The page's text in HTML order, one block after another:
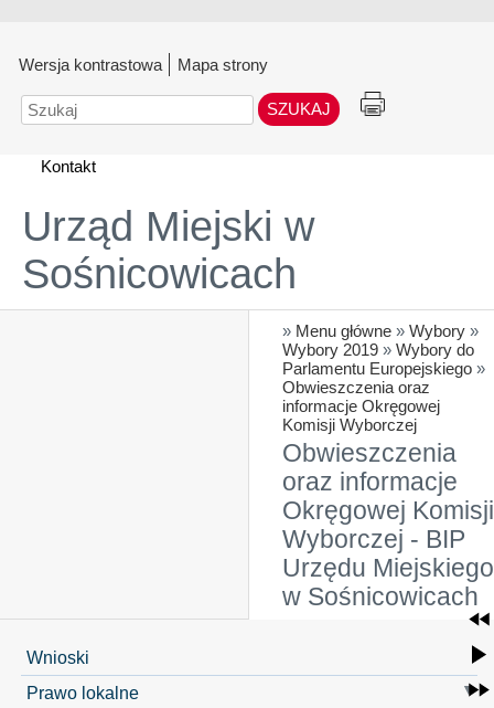
Wersja kontrastowa Mapa strony
Szukaj
Kontakt
Urząd Miejski w
Sośnicowicach
» Menu główne » Wybory »
Wybory 2019 » Wybory do
Parlamentu Europejskiego »
Obwieszczenia oraz
informacje Okręgowej
Komisji Wyborczej
Obwieszczenia
oraz informacje
Okręgowej Komisji
Wyborczej - BIP
Urzędu Miejskiego
w Sośnicowicach
Wnioski
Prawo lokalne